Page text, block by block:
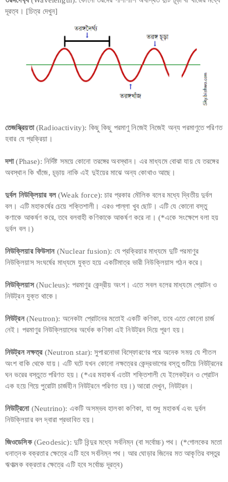
দূরত্ব। [চিত্র দেখুন]
তেজস্ক্রিয়তা(Radioactivity): কিছু কিছু পরমাণু নিজেই নিজেই অন্য পরমাণুতে পরিণত
হবার যে প্রক্রিয়া।
দশা(Phase): নির্দিষ্ট সময়ে কোনো তরঙ্গের অবস্থান। এর মাধ্যমে বোঝা যায় যে তরঙ্গের
অবস্থান কি খাঁজে, চূড়ায় নাকি এই দুইয়ের মাঝে অন্য কোথাও আছে।
দুর্বল নিউক্লিয়ার বল(Weak force): চার প্রকার মৌলিক বলের মধ্যে দ্বিতীয় দুর্বল
বল। এটি মহাকর্ষের চেয়ে শক্তিশালী। এরও পাল্লা খুব ছোট। এটি যে কোনো বস্তু
কণাকে আকর্ষণ করে, তবে বলবাহী কণিকাকে আকর্ষণ করে না। (*একে সংক্ষেপে বলা হয়
দুর্বল বল।)
নিউক্লিয়ার ফিউসান(Nuclear fusion): যে প্রক্রিয়ার মাধ্যমে দুটি পরমাণুর
নিউক্লিয়াস সংঘর্ষের মাধ্যমে যুক্ত হয়ে একটিমাত্র ভারী নিউক্লিয়াস গঠন করে।
নিউক্লিয়াস(Nucleus): পরমাণুর কেন্দ্রীয় অংশ। এতে সবল বলের মাধ্যমে প্রোটন ও
নিউট্রন যুক্ত থাকে।
নিউট্রন(Neutron): অনেকটা প্রোটনের মতোই একটি কণিকা, তবে এতে কোনো চার্জ
নেই। পরমাণুর নিউক্লিয়াসের অর্ধেক কণিকা এই নিউট্রন দিয়ে পূরণ হয়।
নিউট্রন নক্ষত্র(Neutron star): সুপারনোভা বিস্ফোরণের পরে অনেক সময় যে শীতল
অংশ বাকি থেকে যায়। এটি ঘটে যখন কোনো নক্ষত্রের কেন্দ্রভাগের বস্তু গুটিয়ে নিউট্রনের
ঘন ভরের বস্তুতে পরিণত হয়। (*এর মহাকর্ষ এতটা শক্তিশালী যে ইলেকট্রন ও প্রোটন
এক হয়ে গিয়ে পুরোটা চার্জহীন নিউট্রনে পরিণত হয়।) আরো দেখুন, নিউট্রন।
নিউট্রিনো(Neutrino): একটি অসম্ভব হালকা কণিকা, যা শুধু মহাকর্ষ এবং দুর্বল
নিউক্লিয়ার বল দ্বারা প্রভাবিত হয়।
জিওডেসিক(Geodesic): দুটি বিন্দুর মধ্যে সর্বনিম্ন (বা সর্বোচ্চ) পথ। (*গোলকের মতো
ধনাত্নক বক্রতার ক্ষেত্রে এটি হবে সর্বনিম্ন পথ। আর ঘোড়ার জিনের মত আকৃতির বস্তুর
ঋণাত্মক বক্রতার ক্ষেত্রে এটি হবে সর্বোচ্চ দূরত্ব)